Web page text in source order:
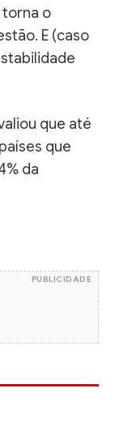
o
E (caso
que até
que
da
PUBLICIDADE